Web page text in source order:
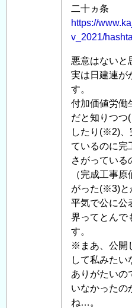
業
に
お
け
る
生
産
性
の
定
義
が
間
違
っ
て
い
る
と
思
う
二十ヵ条
https://
v_2021/
悪意はないと
実は日建連が
す。
付加価値労働
だと知りつ
したり(※2)、
ているのに完
さがっている
（完成工事
がった(※3)と
平気で公に公
界ってとんで
す。
※まあ、公開
して私みたい
ありがたいの
いなかったの
ね…。